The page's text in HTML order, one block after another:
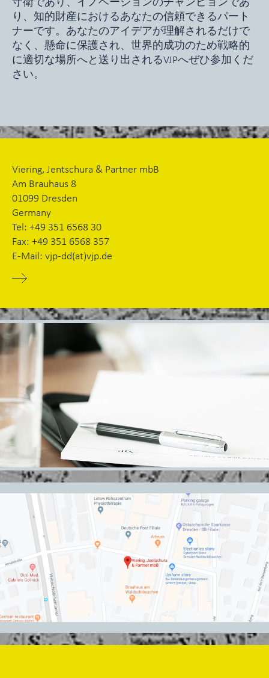
り、知的財産におけるあなたの信頼できるパート
ナーです。あなたのアイデアが理解されるだけで
なく、懸命に保護され、世界的成功のため戦略的
に適切な場所へと送り出されるVJPへぜひ参加くだ
さい。
Viering, Jentschura & Partner mbB
Am Brauhaus 8
01099 Dresden
Germany
Tel: +49 351 6568 30
Fax: +49 351 6568 357
E-Mail: vjp-dd(at)vjp.de